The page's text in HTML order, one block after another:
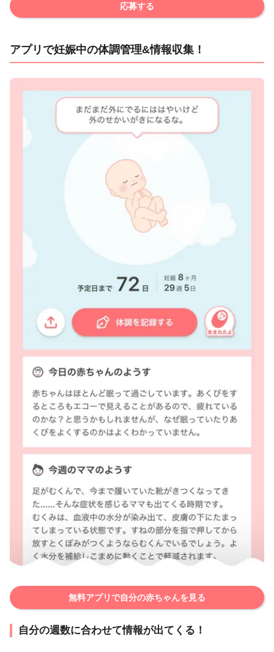
応募する
アプリで妊娠中の体調管理&情報収集！
無料アプリで自分の赤ちゃんを見る
自分の週数に合わせて情報が出てくる！